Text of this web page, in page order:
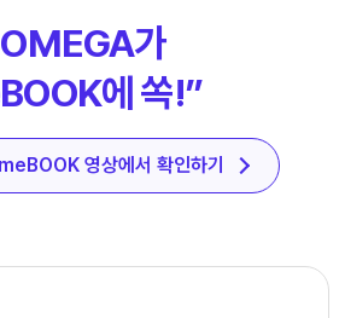
가
에 쏙!”
영상에서 확인하기